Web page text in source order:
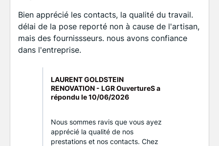
Bien apprécié les contacts, la qualité du travail.
délai de la pose reporté non à cause de l'artisan,
mais des fournissseurs. nous avons confiance
dans l'entreprise.
LAURENT GOLDSTEIN
RENOVATION - LGR OuvertureS a
répondu le10/06/2026
Nous sommes ravis que vous ayez
apprécié la qualité de nos
prestations et nos contacts. Chez